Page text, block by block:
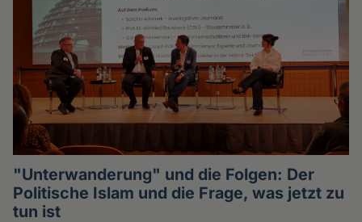
"Unterwanderung" und die Folgen: Der
Politische Islam und die Frage, was jetzt zu
tun ist